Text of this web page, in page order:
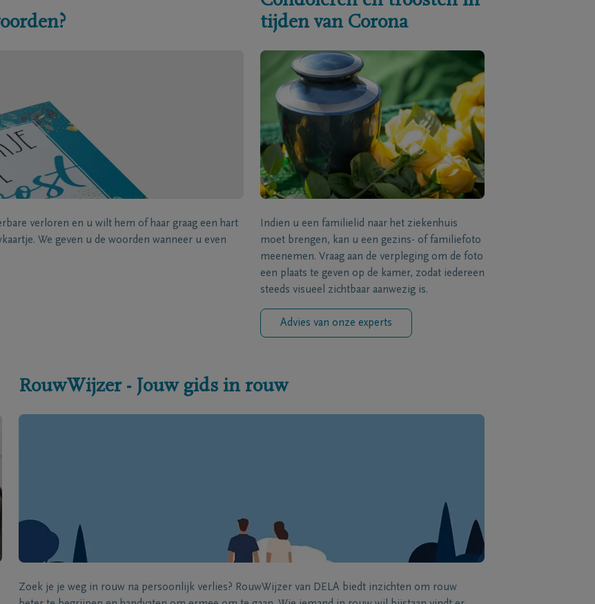
verloren en u wilt hem of haar graag een hart
We geven u de woorden wanneer u even
tijden van Corona
Indien u een familielid naar het ziekenhuis
moet brengen, kan u een gezins- of familiefoto
meenemen. Vraag aan de verpleging om de foto
een plaats te geven op de kamer, zodat iedereen
steeds visueel zichtbaar aanwezig is.
Advies van onze experts
RouwWijzer - Jouw gids in rouw
Zoek je je weg in rouw na persoonlijk verlies? RouwWijzer van DELA biedt inzichten om rouw